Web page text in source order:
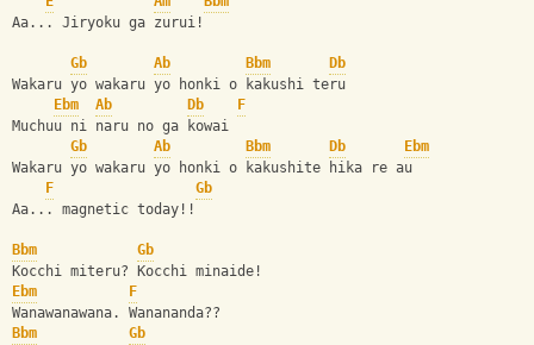
Aa... Jiryoku ga zurui!
Gb Ab Bbm
Db
Wakaru yo wakaru yo honki o kakushi teru
Ebm
Ab Db
F
Muchuu ni naru no ga kowai
Gb
Ab Bbm Db
Ebm
Wakaru yo wakaru yo honki o kakushite hika re au
F
Gb
Aa... magnetic today!!
Bbm
Gb
Kocchi miteru? Kocchi minaide!
Ebm
F
Wanawanawana. Wanananda??
Bbm
Gb